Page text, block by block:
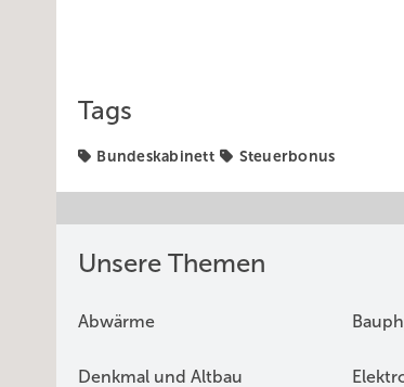
Tags
Bundeskabinett Steuerbonus
Unsere Themen
Abwärme
Denkmal und Altbau